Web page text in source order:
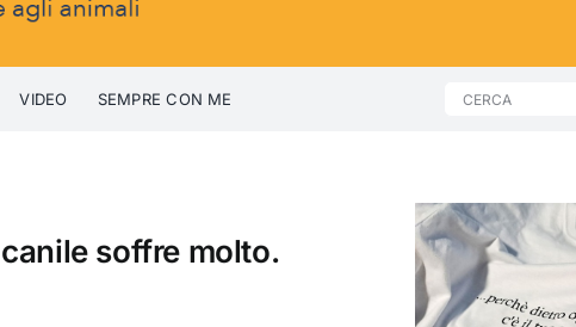
VIDEO SEMPRE CON ME
Search
soffre molto.